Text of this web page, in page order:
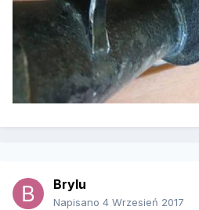
Brylu
Napisano 4 Wrzesień 2017